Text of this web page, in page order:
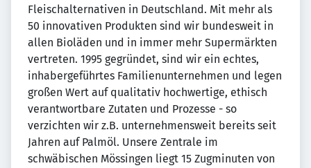
Fleischalternativen in Deutschland. Mit mehr als
50 innovativen Produkten sind wir bundesweit in
allen Bioläden und in immer mehr Supermärkten
vertreten. 1995 gegründet, sind wir ein echtes,
inhabergeführtes Familienunternehmen und legen
großen Wert auf qualitativ hochwertige, ethisch
verantwortbare Zutaten und Prozesse - so
verzichten wir z.B. unternehmensweit bereits seit
Jahren auf Palmöl. Unsere Zentrale im
schwäbischen Mössingen liegt 15 Zugminuten von